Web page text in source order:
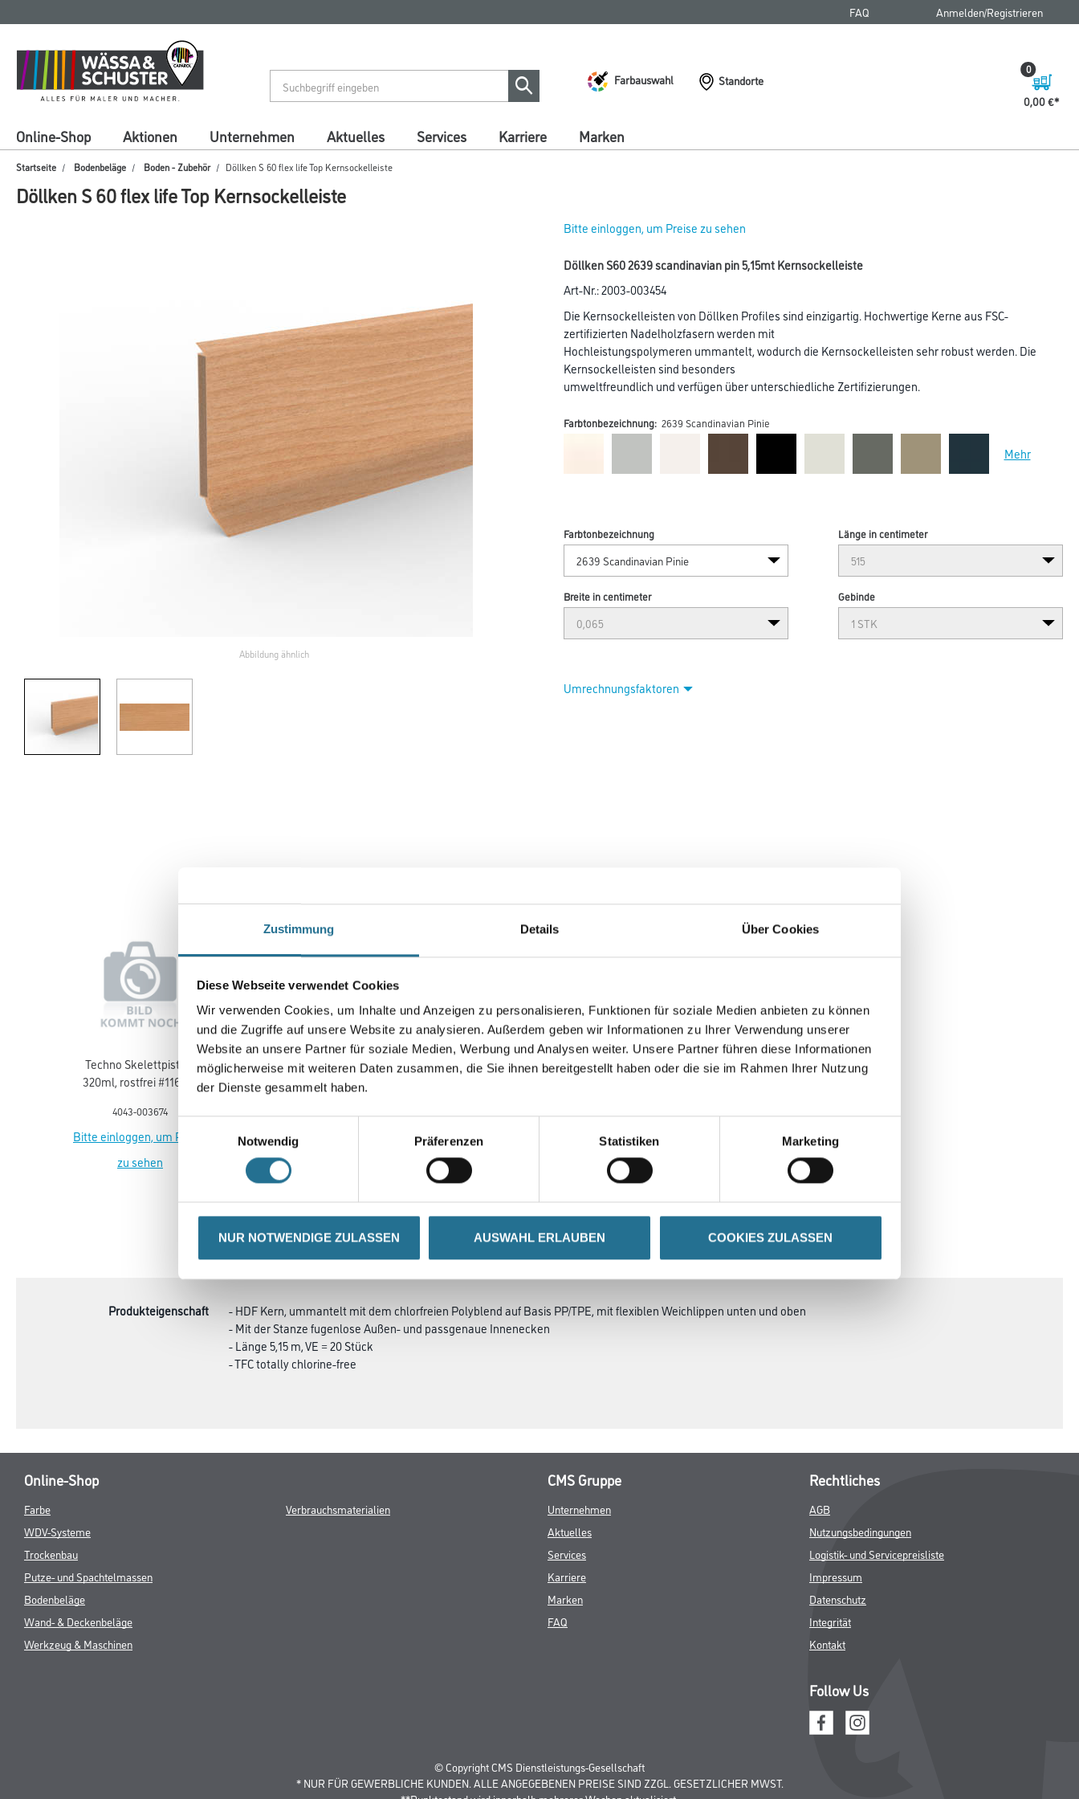
Zustimmung Details Über Cookies
Diese Webseite verwendet Cookies
Wir verwenden Cookies, um Inhalte und Anzeigen zu personalisieren, Funktionen für soziale Medien anbieten zu können
und die Zugriffe auf unsere Website zu analysieren. Außerdem geben wir Informationen zu Ihrer Verwendung unserer
Website an unsere Partner für soziale Medien, Werbung und Analysen weiter. Unsere Partner führen diese Informationen
möglicherweise mit weiteren Daten zusammen, die Sie ihnen bereitgestellt haben oder die sie im Rahmen Ihrer Nutzung
der Dienste gesammelt haben.
Notwendig
Präferenzen Statistiken Marketing
NUR NOTWENDIGE ZULASSEN AUSWAHL ERLAUBEN COOKIES ZULASSEN
springen
springen
FAQ Anmelden/Registrieren
Farbauswahl
Standorte
0,00 €
0
Online-Shop Aktionen Unternehmen Aktuelles Services Karriere Marken
Startseite Bodenbeläge Boden - Zubehör Döllken S 60 flex life Top Kernsockelleiste
Döllken S 60 flex life Top Kernsockelleiste
Abbildung ähnlich
Bitte einloggen, um Preise zu sehen
Döllken S60 2639 scandinavian pin 5,15mt Kernsockelleiste
Art-Nr.:2003-003454
Die Kernsockelleisten von Döllken Profiles sind einzigartig. Hochwertige Kerne aus FSC-
zertifizierten Nadelholzfasern werden mit
Hochleistungspolymeren ummantelt, wodurch die Kernsockelleisten sehr robust werden. Die
Kernsockelleisten sind besonders
umweltfreundlich und verfügen über unterschiedliche Zertifizierungen.
Farbtonbezeichnung: 2639 Scandinavian Pinie
Mehr
Farbtonbezeichnung Länge in centimeter
Breite in centimeter Gebinde
Umrechnungsfaktoren
VIELLEICHT GEFÄLLT IHNEN AUCH...
Techno Skelettpistole
320ml, rostfrei #116100
4043-003674
Bitte einloggen, um Preise
zu sehen
WD Skelettpistole für
320ml Standard
Bitte einloggen, um Preise
zu sehen
MPlus Kniekissen
Bitte einloggen, um Preise
zu sehen
Produkteigenschaft
- HDF Kern, ummantelt mit dem chlorfreien Polyblend auf Basis PP/TPE, mit flexiblen Weichlippen unten und oben
- Mit der Stanze fugenlose Außen- und passgenaue Innenecken
- Länge 5,15 m, VE = 20 Stück
- TFC totally chlorine-free
Online-Shop
Farbe
WDV-Systeme
Trockenbau
Putze- und Spachtelmassen
Bodenbeläge
Wand- & Deckenbeläge
Werkzeug & Maschinen
Verbrauchsmaterialien
CMS Gruppe
Unternehmen
Aktuelles
Services
Karriere
Marken
FAQ
Rechtliches
AGB
Nutzungsbedingungen
Logistik- und Servicepreisliste
Impressum
Datenschutz
Integrität
Kontakt
Follow Us
© Copyright CMS Dienstleistungs-Gesellschaft
* NUR FÜR GEWERBLICHE KUNDEN. ALLE ANGEGEBENEN PREISE SIND ZZGL. GESETZLICHER MWST.